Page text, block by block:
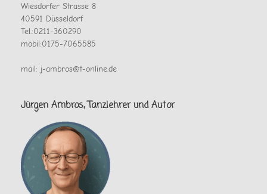
Wiesdorfer Strasse 8
40591 Düsseldorf
Tel.:0211-360290
mobil:0175-7065585
mail: j-ambros@t-online.de
Jürgen Ambros, Tanzlehrer und Autor